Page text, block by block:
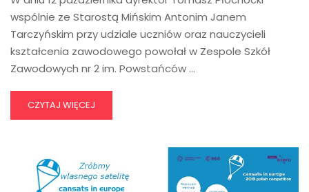
wspólnie ze Starostą Mińskim Antonim Janem
Tarczyńskim przy udziale uczniów oraz nauczycieli
kształcenia zawodowego powołał w Zespole Szkół
Zawodowych nr 2 im. Powstańców …
CZYTAJ WIĘCEJ